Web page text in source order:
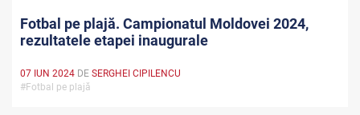
Fotbal pe plajă. Campionatul Moldovei 2024,
rezultatele etapei inaugurale
07 IUN 2024 DE SERGHEI CIPILENCU
#Fotbal pe plajă